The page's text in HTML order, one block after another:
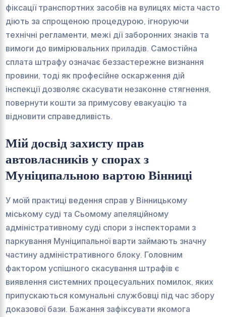
фіксації транспортних засобів на вулицях міста часто
діють за спрощеною процедурою, ігноруючи
технічні регламенти, межі дії заборонних знаків та
вимоги до вимірювальних приладів. Самостійна
сплата штрафу означає беззастережне визнання
провини, тоді як професійне оскарження дій
інспекції дозволяє скасувати незаконне стягнення,
повернути кошти за примусову евакуацію та
відновити справедливість.
Мій досвід захисту прав
автовласників у спорах з
Муніципальною вартою Вінниці
У моїй практиці ведення справ у Вінницькому
міському суді та Сьомому апеляційному
адміністративному суді спори з інспекторами з
паркування Муніципальної варти займають значну
частину адміністративного блоку. Головним
фактором успішного скасування штрафів є
виявлення системних процесуальних помилок, яких
припускаються комунальні службовці під час збору
доказової бази. Бажання зафіксувати якомога